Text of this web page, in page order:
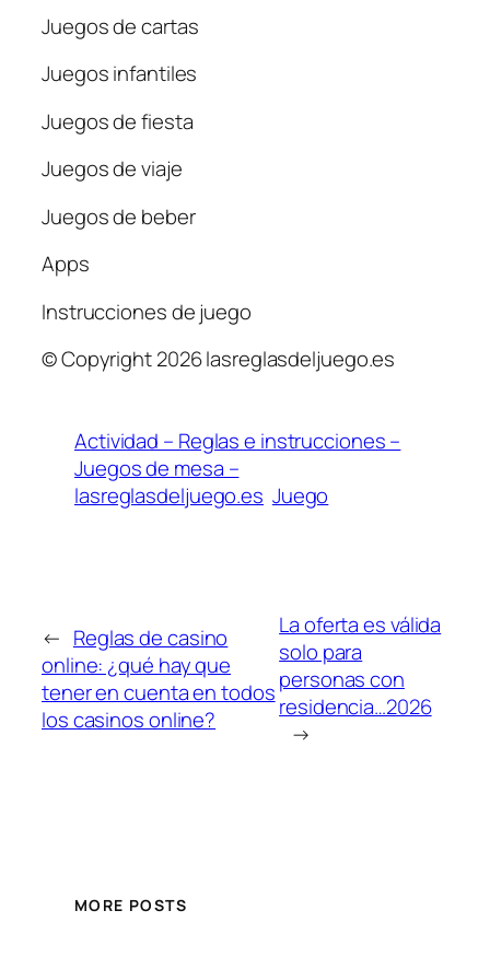
Juegos de cartas
Juegos infantiles
Juegos de fiesta
Juegos de viaje
Juegos de beber
Apps
Instrucciones de juego
© Copyright 2026 lasreglasdeljuego.es
Actividad – Reglas e instrucciones –
Juegos de mesa –
lasreglasdeljuego.es Juego
← Reglas de casino
online: ¿qué hay que
tener en cuenta en todos
los casinos online?
La oferta es válida
solo para
personas con
residencia…2026
→
MORE POSTS